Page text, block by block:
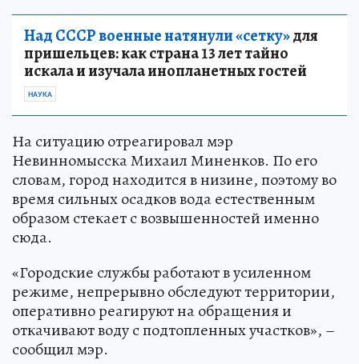
Над СССР военные натянули «сетку»для
пришельцев: как страна 13 лет тайно
искала и изучала инопланетных гостей
НАУКА
На ситуацию отреагировал мэр
Невинномысска Михаил Миненков. По его
словам, город находится в низине, поэтому во
время сильных осадков вода естественным
образом стекает с возвышенностей именно
сюда.
«Городские службы работают в усиленном
режиме, непрерывно обследуют территории,
оперативно реагируют на обращения и
откачивают воду с подтопленных участков», –
сообщил мэр.